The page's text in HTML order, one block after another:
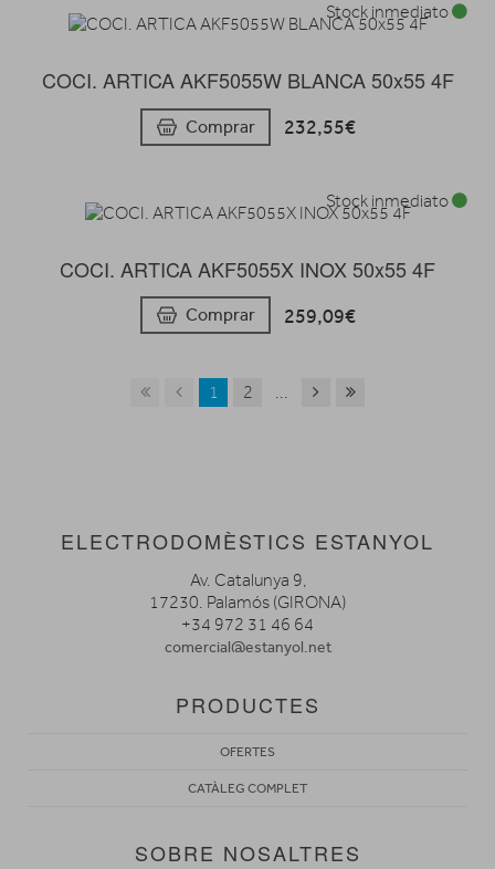
COCI. ARTICA AKF5055W BLANCA 50x55 4F
Comprar 232,55€
Stock inmediato
COCI. ARTICA AKF5055X INOX 50x55 4F
Comprar 259,09€
Stock inmediato
1 2 ...
ELECTRODOMÈSTICS ESTANYOL
Av. Catalunya 9,
17230. Palamós (GIRONA)
+34 972 31 46 64
comercial@estanyol.net
PRODUCTES
OFERTES
CATÀLEG COMPLET
SOBRE NOSALTRES